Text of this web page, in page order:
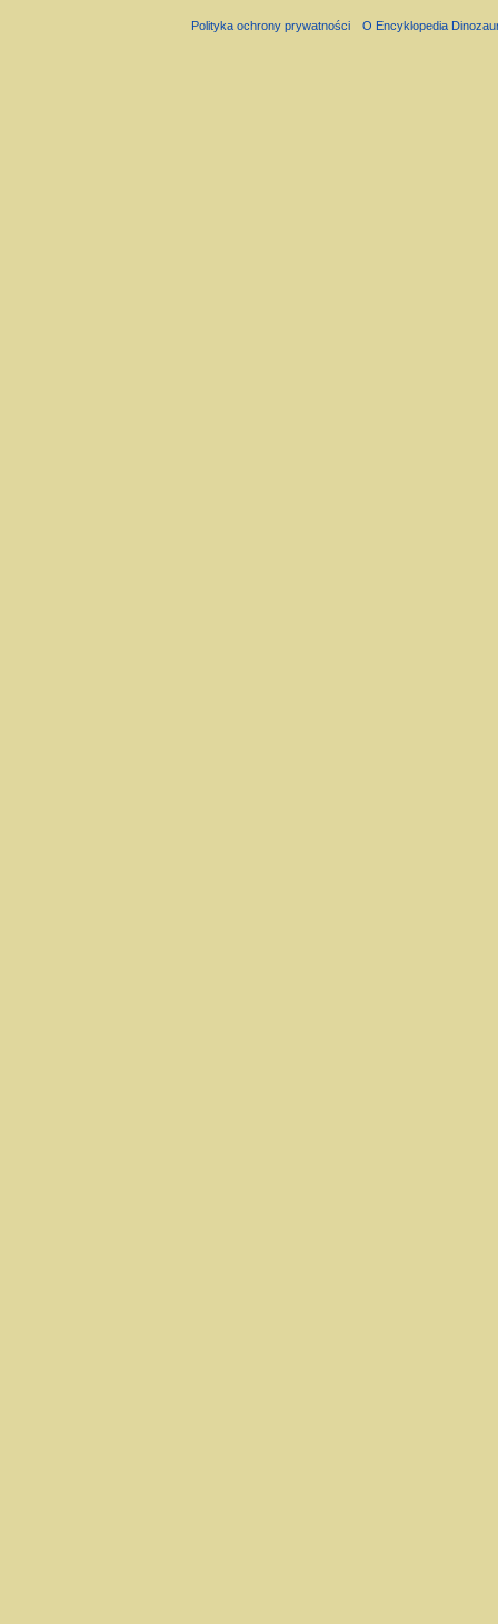
Polityka ochrony prywatności O Encyklopedia